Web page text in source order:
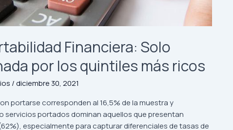
Financiera: Solo
por los quintiles más ricos
/diciembre 30, 2021
portarse corresponden al 16,5% de la muestra y
portados dominan aquellos que presentan
especialmente para capturar diferenciales de tasas de